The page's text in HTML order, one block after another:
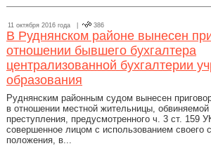
11 октября 2016 года | 386
В Руднянском районе вынесен
отношении бывшего бухгалтера
централизованной бухгалтерии
образования
Руднянским районным судом вынесен
в отношении местной жительницы,
преступления, предусмотренного ч. 3 ст. 159
совершенное лицом с использованием своего
положения, в...